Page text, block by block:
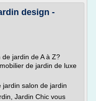
design -
jardin de A à Z?
de jardin de luxe
jardin salon de jardin
Jardin Chic vous